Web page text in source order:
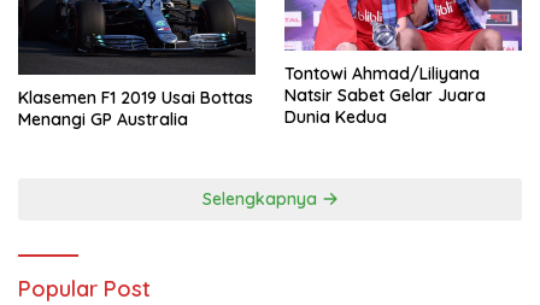
Klasemen F1 2019 Usai Bottas
Menangi GP Australia
Tontowi Ahmad/Liliyana
Natsir Sabet Gelar Juara
Dunia Kedua
Selengkapnya
Popular Post